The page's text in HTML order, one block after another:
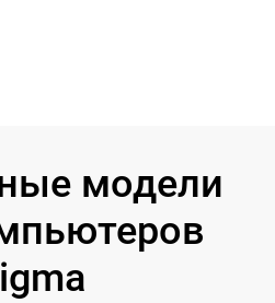
модели